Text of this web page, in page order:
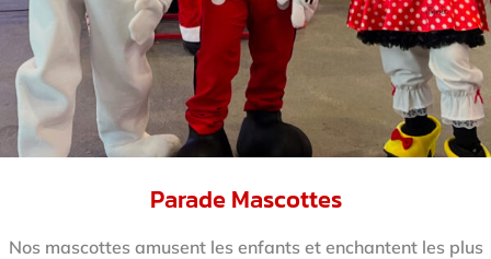
Parade Mascottes
Nos mascottes amusent les enfants et enchantent les plus